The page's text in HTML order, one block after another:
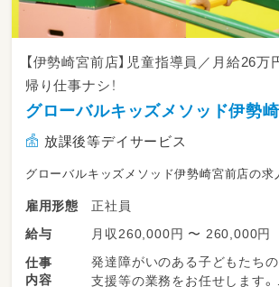
【伊勢崎宮前店】児童指導員／月給26万
帰り仕事ナシ！
グローバルキッズメソッド伊勢
放課後等デイサービス
グローバルキッズメソッド伊勢崎宮前店の求
雇用形態
正社員
給与
月収260,000円 〜 260,000円
仕事
内容
発達障がいのある子どもたちの
支援等の業務をお任せします。